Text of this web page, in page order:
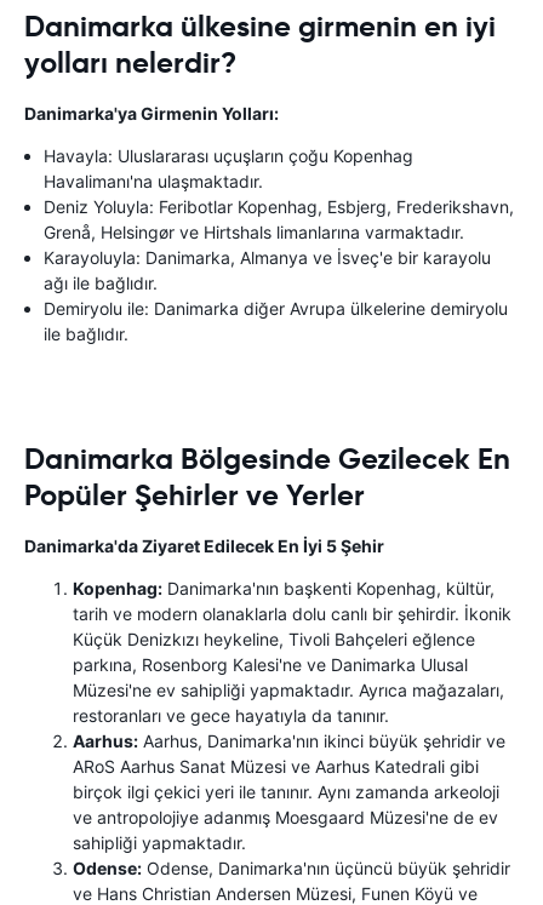
Danimarka ülkesine girmenin en iyi
yolları nelerdir?
Danimarka'ya Girmenin Yolları:
Havayla: Uluslararası uçuşların çoğu Kopenhag
Havalimanı'na ulaşmaktadır.
Deniz Yoluyla: Feribotlar Kopenhag, Esbjerg, Frederikshavn,
Grenå, Helsingør ve Hirtshals limanlarına varmaktadır.
Karayoluyla: Danimarka, Almanya ve İsveç'e bir karayolu
ağı ile bağlıdır.
Demiryolu ile: Danimarka diğer Avrupa ülkelerine demiryolu
ile bağlıdır.
Danimarka Bölgesinde Gezilecek En
Popüler Şehirler ve Yerler
Danimarka'da Ziyaret Edilecek En İyi 5 Şehir
Kopenhag: Danimarka'nın başkenti Kopenhag, kültür,
tarih ve modern olanaklarla dolu canlı bir şehirdir. İkonik
Küçük Denizkızı heykeline, Tivoli Bahçeleri eğlence
parkına, Rosenborg Kalesi'ne ve Danimarka Ulusal
Müzesi'ne ev sahipliği yapmaktadır. Ayrıca mağazaları,
restoranları ve gece hayatıyla da tanınır.
Aarhus: Aarhus, Danimarka'nın ikinci büyük şehridir ve
ARoS Aarhus Sanat Müzesi ve Aarhus Katedrali gibi
birçok ilgi çekici yeri ile tanınır. Aynı zamanda arkeoloji
ve antropolojiye adanmış Moesgaard Müzesi'ne de ev
sahipliği yapmaktadır.
Odense: Odense, Danimarka'nın üçüncü büyük şehridir
ve Hans Christian Andersen Müzesi, Funen Köyü ve